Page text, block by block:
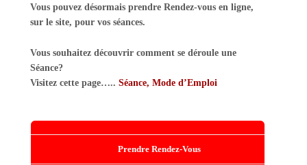
Vous pouvez désormais prendre Rendez-vous en ligne,
sur le site, pour vos séances.
Vous souhaitez découvrir comment se déroule une
Séance?
Visitez cette page…..Séance, Mode d’Emploi
Prendre Rendez-Vous